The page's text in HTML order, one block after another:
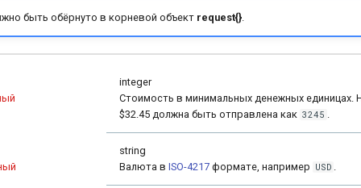
быть обёрнуто в корневой объект request{}.
integer
Стоимость в минимальных денежных единицах.
$32.45 должна быть отправлена как 3245
string
Валюта в ISO-4217 формате, например USD